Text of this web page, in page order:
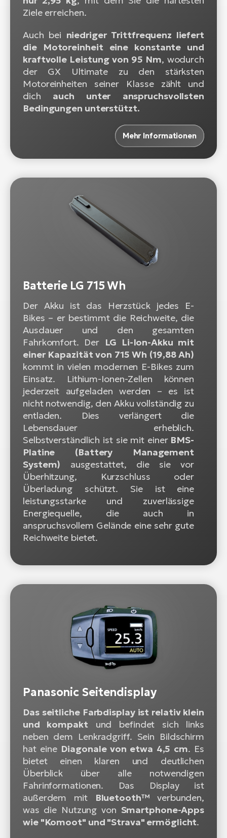
Ziele erreichen.
Auch bei niedriger Trittfrequenz liefert
die Motoreinheit eine konstante und
kraftvolle Leistung von 95 Nm, wodurch
der GX Ultimate zu den stärksten
Motoreinheiten seiner Klasse zählt und
dich auch unter anspruchsvollsten
Bedingungen unterstützt.
Mehr Informationen
Batterie LG 715 Wh
Der Akku ist das Herzstück jedes E-
Bikes – er bestimmt die Reichweite, die
Ausdauer und den gesamten
Fahrkomfort. Der LG Li-Ion-Akku mit
einer Kapazität von 715 Wh (19,88 Ah)
kommt in vielen modernen E-Bikes zum
Einsatz. Lithium-Ionen-Zellen können
jederzeit aufgeladen werden – es ist
nicht notwendig, den Akku vollständig zu
entladen. Dies verlängert die
Lebensdauer erheblich.
Selbstverständlich ist sie mit einerBMS-
Platine (Battery Management
System) ausgestattet, die sie vor
Überhitzung, Kurzschluss oder
Überladung schützt. Sie ist eine
leistungsstarke und zuverlässige
Energiequelle, die auch in
anspruchsvollem Gelände eine sehr gute
Reichweite bietet.
Panasonic Seitendisplay
Das seitliche Farbdisplay ist relativ klein
und kompaktund befindet sich links
neben dem Lenkradgriff. Sein Bildschirm
hat eine Diagonale von etwa 4,5 cm. Es
bietet einen klaren und deutlichen
Überblick über alle notwendigen
Fahrinformationen. Das Display ist
außerdem mit
Bluetooth™ verbunden,
was die Nutzung von Smartphone-Apps
wie "Komoot" und "Strava" ermöglicht.